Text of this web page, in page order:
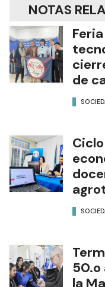
NOTAS
de
50.o
la